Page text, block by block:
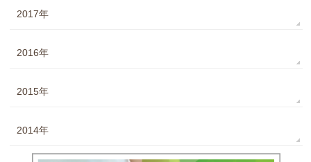
2017年
2016年
2015年
2014年